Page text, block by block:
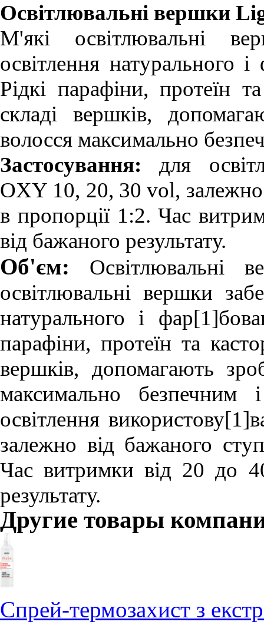
Освітлювальні вершки
М'які освітлювальні
освітлення натурального
Рідкі парафіни, протеїн
складі вершків,
волосся максимально
Застосування: для
OXY 10, 20, 30 vol, залежно
в пропорції 1:2. Час
від бажаного результату.
Об'єм: Освітлювальні
освітлювальні вершки
натурального і
парафіни, протеїн та
вершків, допомагають
максимально безпечним
освітлення
залежно від бажаного
Час витримки від 20 до
результату.
Другие товары
Спрей-термозахист з